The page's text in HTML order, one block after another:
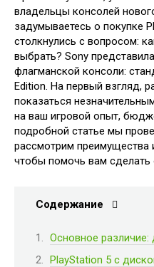
владельцы консолей
задумываетесь о покупке
столкнулись с вопросом:
выбрать? Sony
флагманской консоли:
Edition. На первый взгляд,
показаться
на ваш игровой опыт,
подробной статье мы
рассмотрим преимущества
чтобы помочь вам
Содержание
Основное различие:
PlayStation 5 с